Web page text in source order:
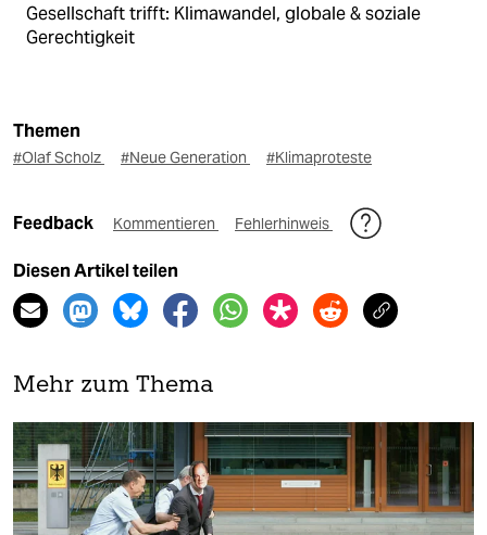
Gesellschaft trifft: Klimawandel, globale & soziale
Gerechtigkeit
Themen
#Olaf Scholz #Neue Generation #Klimaproteste
Feedback Kommentieren Fehlerhinweis
Diesen Artikel teilen
Mehr zum Thema